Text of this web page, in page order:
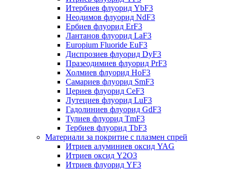
Итербиев флуорид YbF3
Неодимов флуорид NdF3
Ербиев флуорид ErF3
Лантанов флуорид LaF3
Europium Fluoride EuF3
Диспрозиев флуорид DyF3
Празеодимиев флуорид PrF3
Холмиев флуорид HoF3
Самариев флуорид SmF3
Цериев флуорид CeF3
Лутециев флуорид LuF3
Гадолиниев флуорид GdF3
Тулиев флуорид TmF3
Тербиев флуорид TbF3
Материали за покритие с плазмен спрей
Итриев алуминиев оксид YAG
Итриев оксид Y2O3
Итриев флуорид YF3